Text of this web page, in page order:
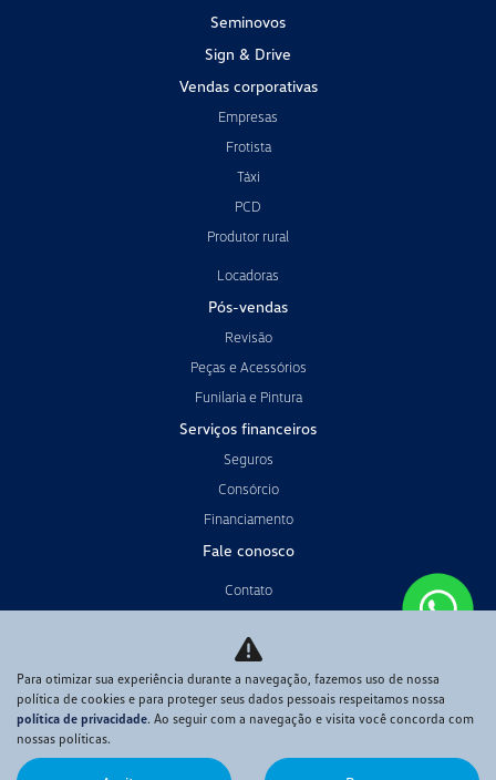
Seminovos
Sign & Drive
Vendas corporativas
Empresas
Frotista
Táxi
PCD
Produtor rural
Locadoras
Pós-vendas
Revisão
Peças e Acessórios
Funilaria e Pintura
Serviços financeiros
Seguros
Consórcio
Financiamento
Fale conosco
Contato
Trabalhe conosco
Política de privacidade
Código de Conduta
Para otimizar sua experiência durante a navegação, fazemos uso de nossa
política de cookies e para proteger seus dados pessoais respeitamos nossa
política de privacidade. Ao seguir com a navegação e visita você concorda com
nossas políticas.